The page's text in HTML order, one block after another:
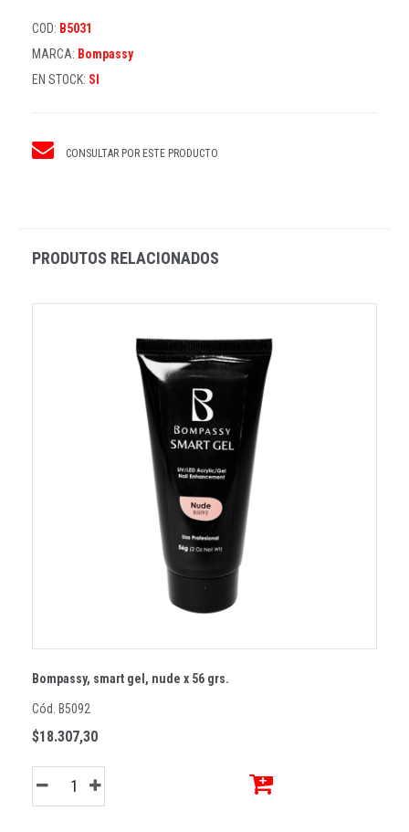
COD: B5031
MARCA: Bompassy
EN STOCK: SI
CONSULTAR POR ESTE PRODUCTO
PRODUTOS RELACIONADOS
Bompassy, smart gel, nude x 56 grs.
Cód. B5092
$18.307,30